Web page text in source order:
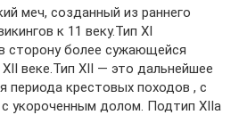
меч, созданный из раннего
к 11 веку.Тип XI
сторону более сужающейся
веке.Тип XII — это дальнейшее
периода крестовых походов , с
укороченным долом. Подтип XIIa